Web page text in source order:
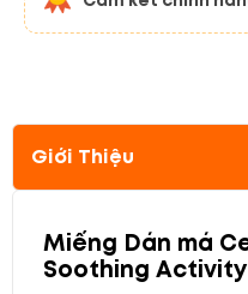
Giới Thiệu
Miếng Dán má
Soothing